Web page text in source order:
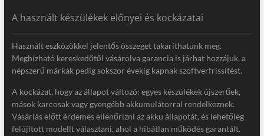
A használt készülékek előnyei és kockázatai
Használt eszközökkel jelentős összeget takaríthatunk meg.
Megbízható kereskedőtől vásárolva garancia is járhat hozzájuk, a
népszerű márkák pedig sokszor évekig kapnak szoftverfrissítést.
A kockázat, hogy az állapot változó: egyes készülékek újszerűek,
mások karcosak vagy gyengébb akkumulátorral rendelkeznek.
Vásárlás előtt érdemes ellenőrizni az akku állapotát, és lehetőleg
felújított modellt választani, ahol a hibátlan működés garantált.